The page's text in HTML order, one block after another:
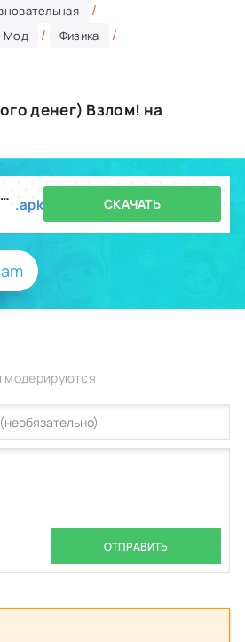
/
Мод / Физика /
денег) Взлом! на
Offroad Outlaws Drag Racing (Мод, Много денег) v1.0.17 .apk СКАЧАТЬ
модерируются
ОТПРАВИТЬ